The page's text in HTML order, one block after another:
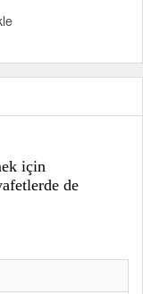
için
de